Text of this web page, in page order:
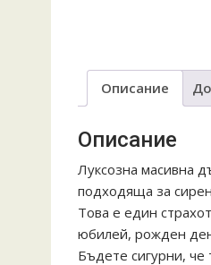
Описание
Описание
Луксозна масивна
подходяща за
Това е един
юбилей, рожден
Бъдете сигурни,